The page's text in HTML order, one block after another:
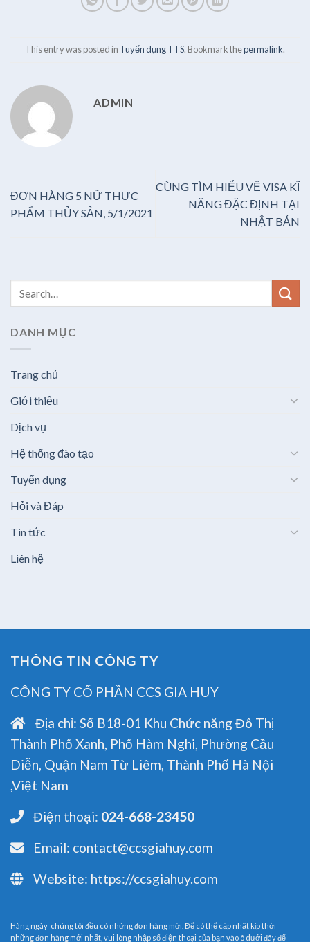
This entry was posted in Tuyển dụng TTS. Bookmark thepermalink.
ADMIN
ĐƠN HÀNG 5 NỮ THỰC
PHẨM THỦY SẢN, 5/1/2021
CÙNG TÌM HIỂU VỀ VISA KĨ
NĂNG ĐẶC ĐỊNH TẠI
NHẬT BẢN
DANH MỤC
Trang chủ
Giới thiệu
Dịch vụ
Hệ thống đào tạo
Tuyển dụng
Hỏi và Đáp
Tin tức
Liên hệ
THÔNG TIN CÔNG TY
CÔNG TY CỔ PHẦN CCS GIA HUY
Địa chỉ: Số B18-01 Khu Chức năng Đô Thị
Thành Phố Xanh, Phố Hàm Nghi, Phường Cầu
Diễn, Quận Nam Từ Liêm, Thành Phố Hà Nội
,Việt Nam
Điện thoại: 024-668-23450
Email: contact@ccsgiahuy.com
Website: https://ccsgiahuy.com
Hàng ngày chúng tôi đều có những đơn hàng mới. Để có thể cập nhật kịp thời
những đơn hàng mới nhất, vui lòng nhập số điện thoại của bạn vào ô dưới đây để